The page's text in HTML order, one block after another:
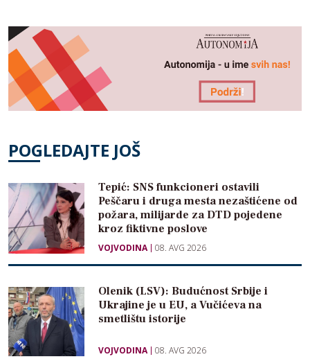
POGLEDAJTE JOŠ
Tepić: SNS funkcioneri ostavili
Peščaru i druga mesta nezaštićene od
požara, milijarde za DTD pojedene
kroz fiktivne poslove
VOJVODINA 08. AVG 2026
Olenik (LSV): Budućnost Srbije i
Ukrajine je u EU, a Vučićeva na
smetlištu istorije
VOJVODINA 08. AVG 2026